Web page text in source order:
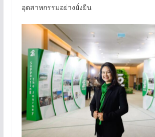
อุตสาหกรรมอย่างยั่งยืน